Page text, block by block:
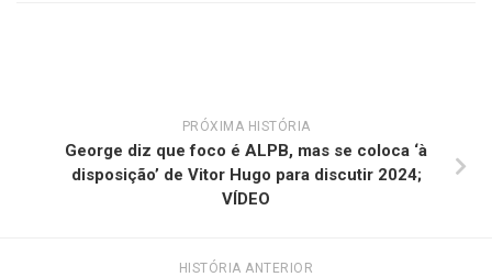
PRÓXIMA HISTÓRIA
George diz que foco é ALPB, mas se coloca ‘à
disposição’ de Vitor Hugo para discutir 2024;
VÍDEO
HISTÓRIA ANTERIOR